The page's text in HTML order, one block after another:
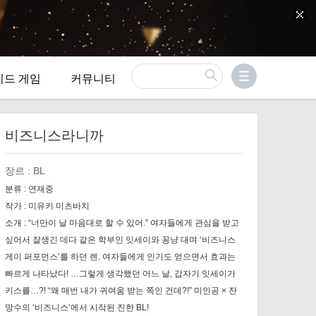
드 게임 커뮤니티
비즈니스라니까
장르 : BL
분류 : 연재중
작가 : 미유키 미츠바치
소개 : “너만이 날 마음대로 할 수 있어.” 여자들에게 관심을 받고
싶어서 잘생긴 데다 같은 학부인 잇세이와 꽁냥 대며 ‘비즈니스
게이 퍼포먼스’를 하던 렌. 여자들에게 인기도 얻으면서 효과는
빠르게 나타났다! …그렇게 생각했던 어느 날, 갑자기 잇세이가
키스를…?! “왜 매번 내가 귀여움 받는 쪽인 건데?!” 미인공 × 잔
망수의 ‘비즈니스’에서 시작된 진한 BL!